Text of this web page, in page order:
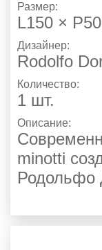
Размер:
L150 ×
Дизайнер:
Rodolfo
Количество:
1 шт.
Описание:
minotti
Родольфо